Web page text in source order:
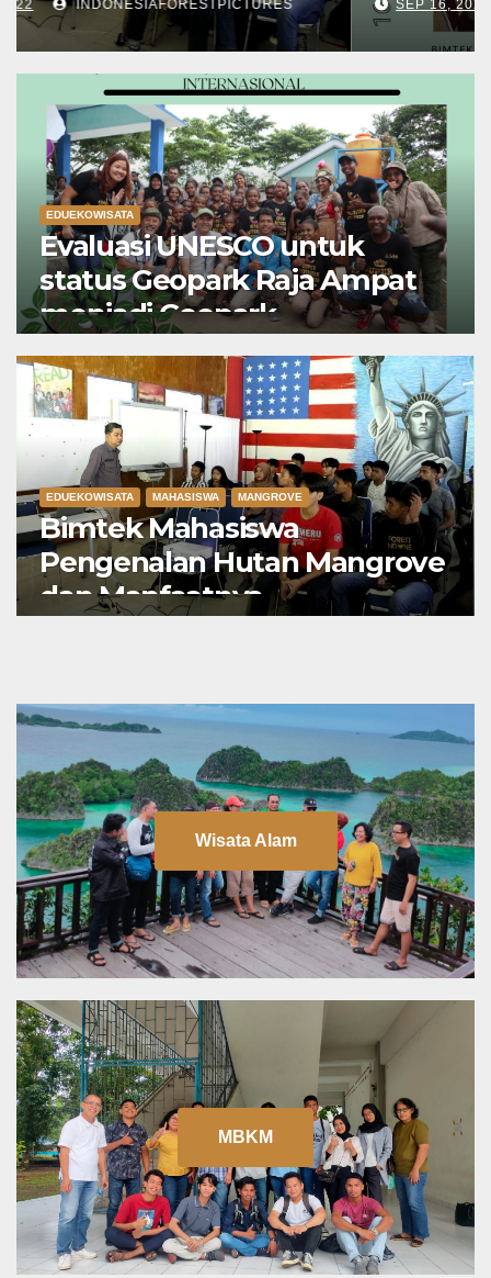
SEP 16, 2022 ANGELI RAMADHANI
EDUEKOWISATA
Evaluasi UNESCO untuk
status Geopark Raja Ampat
menjadi Geopark
International
EDUEKOWISATA MAHASISWA MANGROVE
Bimtek Mahasiswa
Pengenalan Hutan Mangrove
dan Manfaatnya
Wisata Alam
MBKM